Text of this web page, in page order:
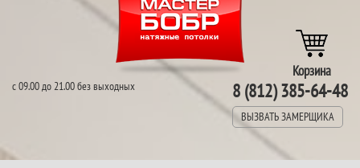
Корзина
с 09.00 до 21.00 без выходных 8 (812) 385-64-48
ВЫЗВАТЬ ЗАМЕРЩИКА